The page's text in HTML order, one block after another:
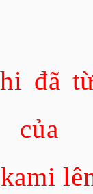
đã
của